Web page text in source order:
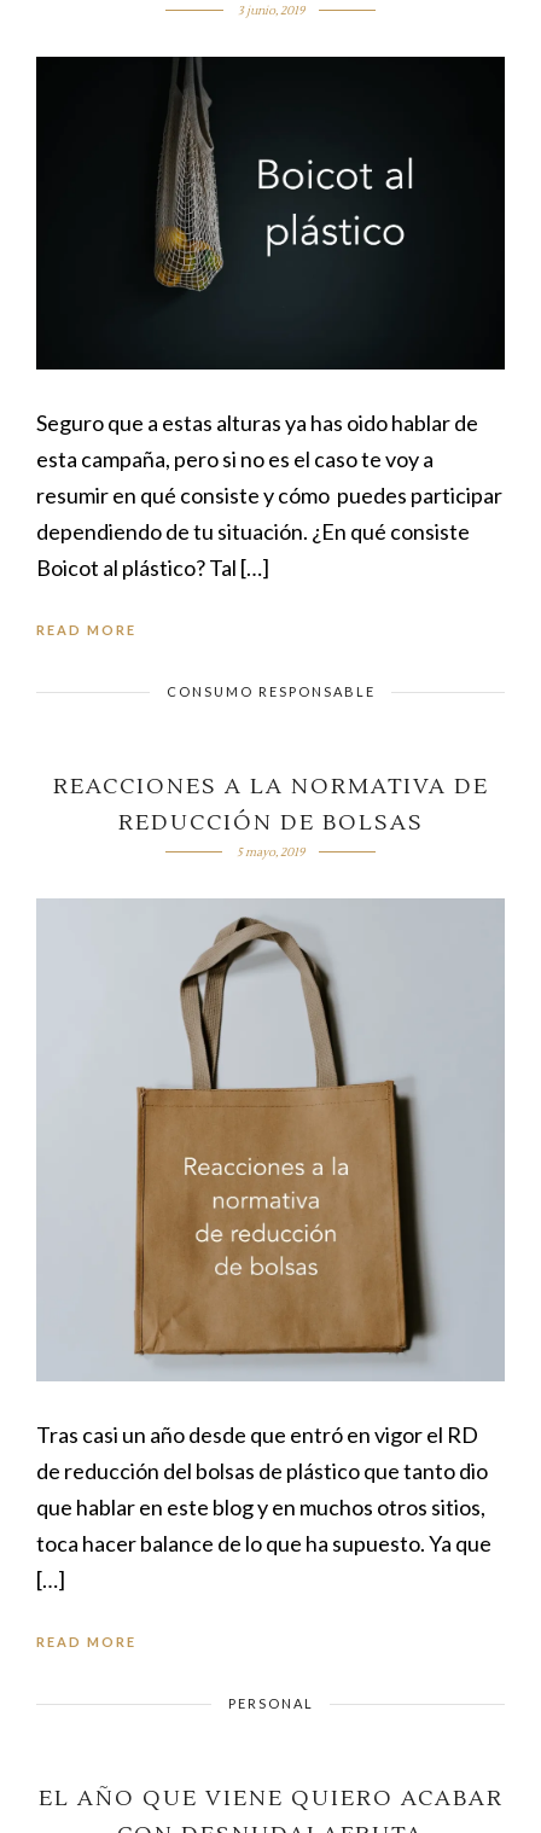
3 junio, 2019
Seguro que a estas alturas ya has oido hablar de
esta campaña, pero si no es el caso te voy a
resumir en qué consiste y cómo puedes participar
dependiendo de tu situación. ¿En qué consiste
Boicot al plástico? Tal […]
READ MORE
CONSUMO RESPONSABLE
REACCIONES A LA NORMATIVA DE
REDUCCIÓN DE BOLSAS
5 mayo, 2019
Tras casi un año desde que entró en vigor el RD
de reducción del bolsas de plástico que tanto dio
que hablar en este blog y en muchos otros sitios,
toca hacer balance de lo que ha supuesto. Ya que
[…]
READ MORE
PERSONAL
EL AÑO QUE VIENE QUIERO ACABAR